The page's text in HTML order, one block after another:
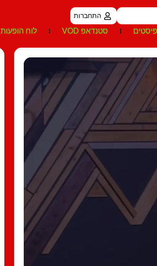
התחברות
סטנדאפ VOD לוח הופעות